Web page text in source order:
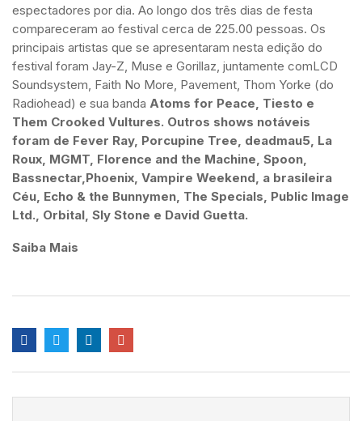
espectadores por dia. Ao longo dos três dias de festa
compareceram ao festival cerca de 225.00 pessoas. Os
principais artistas que se apresentaram nesta edição do
festival foram Jay-Z, Muse e Gorillaz, juntamente comLCD
Soundsystem, Faith No More, Pavement, Thom Yorke (do
Radiohead) e sua banda Atoms for Peace, Tiesto e
Them Crooked Vultures. Outros shows notáveis
foram de Fever Ray, Porcupine Tree, deadmau5, La
Roux, MGMT, Florence and the Machine, Spoon,
Bassnectar,Phoenix, Vampire Weekend, a brasileira
Céu, Echo & the Bunnymen, The Specials, Public Image
Ltd., Orbital, Sly Stone e David Guetta.
Saiba Mais